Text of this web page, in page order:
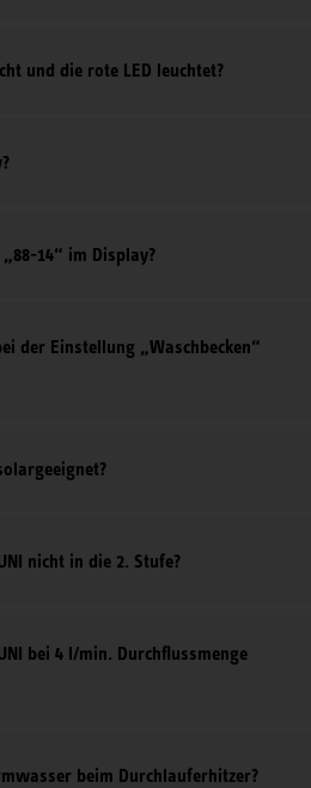
und die rote LED leuchtet?
14“ im Display?
der Einstellung „Waschbecken“
nicht in die 2. Stufe?
bei 4 l/min. Durchflussmenge
beim Durchlauferhitzer?